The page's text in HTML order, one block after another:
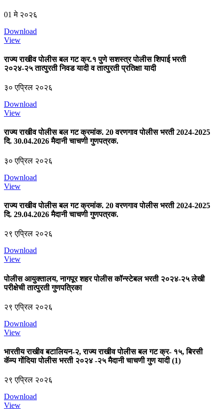
01 मे २०२६
Download
View
राज्य राखीव पोलीस बल गट क्र.१ पुणे सशस्त्र पोलीस शिपाई भरती
२०२४-२५ तात्पुरती निवड यादी व तात्पुरती प्रतिक्षा यादी
३० एप्रिल २०२६
Download
View
राज्य राखीव पोलीस बल गट क्रमांक. 20 वरणगाव पोलीस भरती 2024-2025
दि. 30.04.2026 मैदानी चाचणी गुणपत्रक.
३० एप्रिल २०२६
Download
View
राज्य राखीव पोलीस बल गट क्रमांक. 20 वरणगाव पोलीस भरती 2024-2025
दि. 29.04.2026 मैदानी चाचणी गुणपत्रक.
२९ एप्रिल २०२६
Download
View
पोलीस आयुक्तालय, नागपूर शहर पोलीस कॉन्स्टेबल भरती २०२४-२५ लेखी
परीक्षेची तात्पुरती गुणपत्रिका
२९ एप्रिल २०२६
Download
View
भारतीय राखीव बटालियन-२, राज्य राखीव पोलीस बल गट क्र- १५, बिरसी
कॅम्‍प गोंदिया पोलीस भरती २०२४ -२५ मैदानी चाचणी गुण यादी (1)
२९ एप्रिल २०२६
Download
View